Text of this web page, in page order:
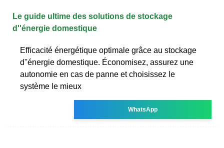
Le guide ultime des solutions de stockage
d''énergie domestique
Efficacité énergétique optimale grâce au stockage
d''énergie domestique. Économisez, assurez une
autonomie en cas de panne et choisissez le
système le mieux
WhatsApp